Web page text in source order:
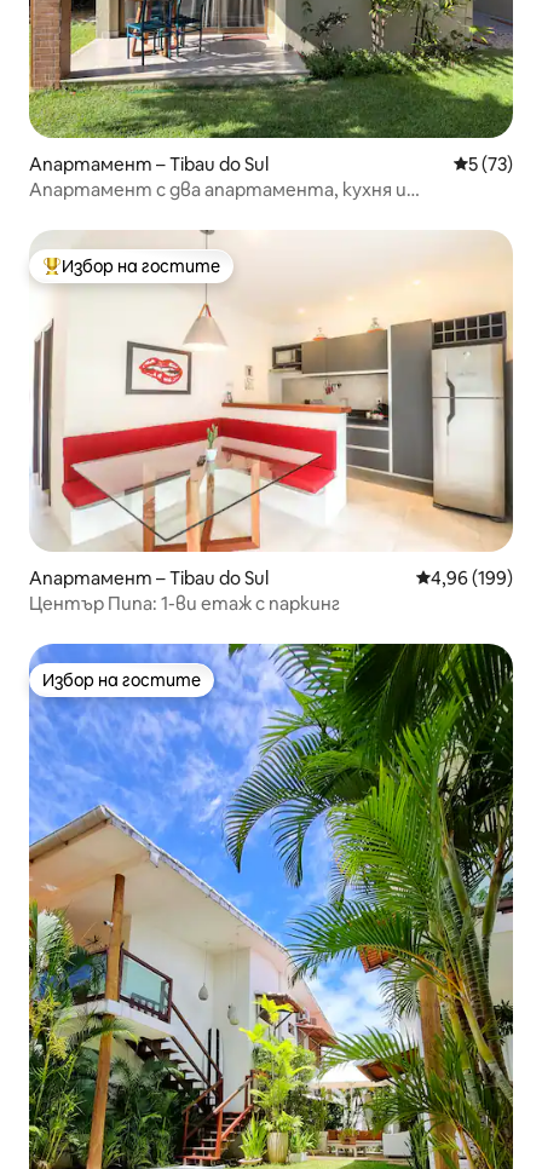
Апартамент – Tibau do Sul Средна
5 (73)
Апартамент с два апартамента, кухня и
Най-популярен избор на гостите
Избор на гостите
Апартамент – Tibau do Sul Средна
4,96 (199)
Център Пипа: 1-ви етаж с паркинг
Избор на гостите
Избор на гостите